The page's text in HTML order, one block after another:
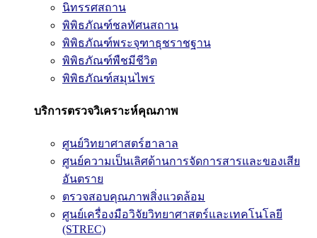
นิทรรศสถาน
พิพิธภัณฑ์ชลทัศนสถาน
พิพิธภัณฑ์พระจุฑาธุชราชฐาน
พิพิธภัณฑ์พืชมีชีวิต
พิพิธภัณฑ์สมุนไพร
บริการตรวจวิเคราะห์คุณภาพ
ศูนย์วิทยาศาสตร์ฮาลาล
ศูนย์ความเป็นเลิศด้านการจัดการสารและของเสีย
อันตราย
ตรวจสอบคุณภาพสิ่งแวดล้อม
ศูนย์เครื่องมือวิจัยวิทยาศาสตร์และเทคโนโลยี
(STREC)